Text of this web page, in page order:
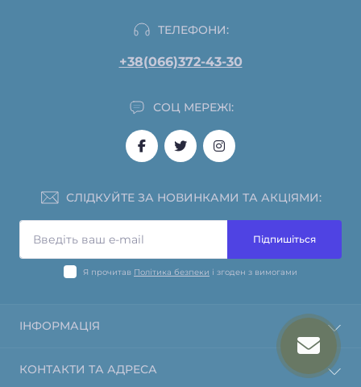
ТЕЛЕФОНИ:
+38(066)372-43-30
СОЦ МЕРЕЖІ:
СЛІДКУЙТЕ ЗА НОВИНКАМИ ТА АКЦІЯМИ:
Підпишіться
Я прочитав Політика безпеки і згоден з вимогами
ІНФОРМАЦІЯ
Політика повернення та відшкодування
КОНТАКТИ ТА АДРЕСА